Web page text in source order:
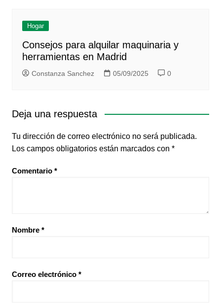
Hogar
Consejos para alquilar maquinaria y
herramientas en Madrid
Constanza Sanchez 05/09/2025 0
Deja una respuesta
Tu dirección de correo electrónico no será publicada.
Los campos obligatorios están marcados con *
Comentario *
Nombre *
Correo electrónico *